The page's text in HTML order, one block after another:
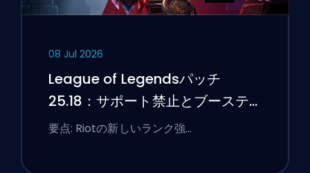
08 Jul 2026
League of Legendsパッチ
25.18：サポート禁止とブーステ
ィングのフラグ
要点: Riotの新しいランク強…